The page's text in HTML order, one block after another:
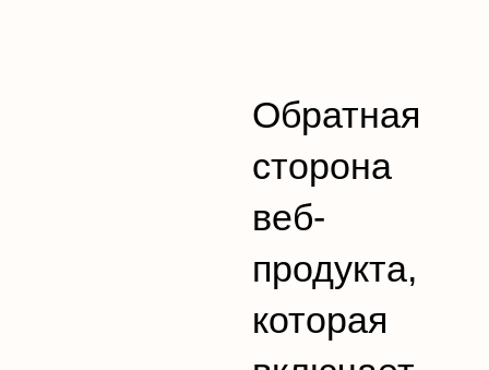
Обратная
сторона
веб-
продукта,
которая